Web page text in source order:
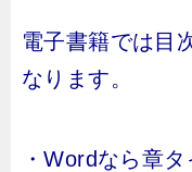
電子書籍では目
なります。
・Wordなら章